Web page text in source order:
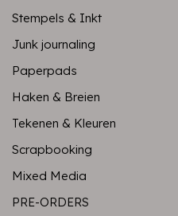
Stempels & Inkt
Junk journaling
Paperpads
Haken & Breien
Tekenen & Kleuren
Scrapbooking
Mixed Media
PRE-ORDERS